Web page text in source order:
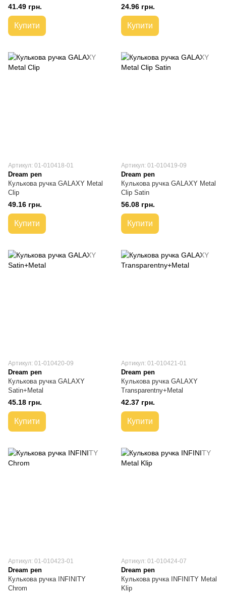
41.49 грн.
Купити
24.96 грн.
Купити
Артикул: 01-010418-01
Dream pen
Кулькова ручка GALAXY Metal
Clip
49.16 грн.
Купити
Артикул: 01-010419-09
Dream pen
Кулькова ручка GALAXY Metal
Clip Satin
56.08 грн.
Купити
Артикул: 01-010420-09
Dream pen
Кулькова ручка GALAXY
Satin+Metal
45.18 грн.
Купити
Артикул: 01-010421-01
Dream pen
Кулькова ручка GALAXY
Transparentny+Metal
42.37 грн.
Купити
Артикул: 01-010423-01
Dream pen
Кулькова ручка INFINITY
Chrom
Артикул: 01-010424-07
Dream pen
Кулькова ручка INFINITY Metal
Klip